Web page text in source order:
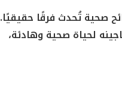
صحية تُحدث فرقًا حقيقيًا.
لحياة صحية وهادئة،